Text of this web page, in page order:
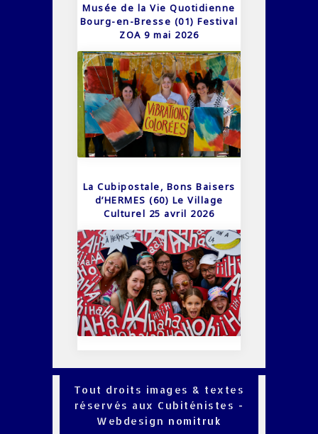
Musée de la Vie Quotidienne
Bourg-en-Bresse (01) Festival
ZOA 9 mai 2026
La Cubipostale, Bons Baisers
d’HERMES (60) Le Village
Culturel 25 avril 2026
Tout droits images & textes
réservés aux Cubiténistes -
Webdesign nomitruk